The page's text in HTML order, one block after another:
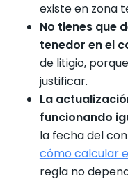
existe en zona
No tienes que
tenedor en el
de litigio,
justificar.
La
funcionando
la fecha del
cómo calcular
regla no